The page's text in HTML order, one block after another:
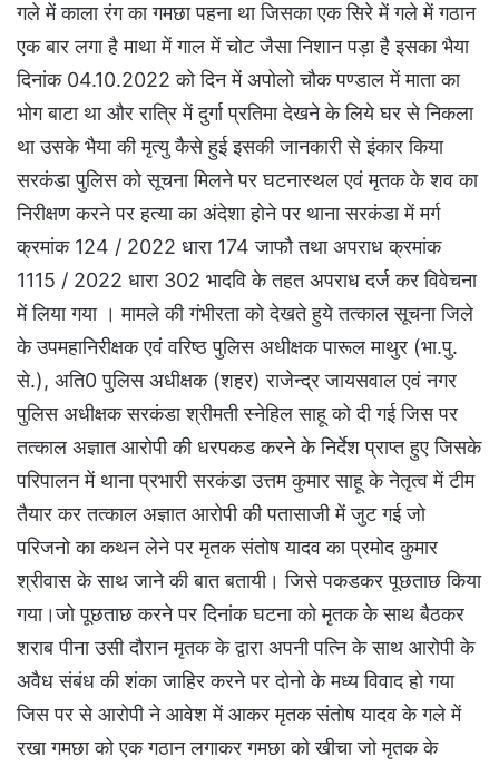
गले में काला रंग का गमछा पहना था जिसका एक सिरे में गले में गठान
एक बार लगा है माथा में गाल में चोट जैसा निशान पड़ा है इसका भैया
दिनांक 04.10.2022 को दिन में अपोलो चौक पण्डाल में माता का
भोग बाटा था और रात्रि में दुर्गा प्रतिमा देखने के लिये घर से निकला
था उसके भैया की मृत्यु कैसे हुई इसकी जानकारी से इंकार किया
सरकंडा पुलिस को सूचना मिलने पर घटनास्थल एवं मृतक के शव का
निरीक्षण करने पर हत्या का अंदेशा होने पर थाना सरकंडा में मर्ग
क्रमांक 124 / 2022 धारा 174 जाफौ तथा अपराध क्रमांक
1115 / 2022 धारा 302 भादवि के तहत अपराध दर्ज कर विवेचना
में लिया गया । मामले की गंभीरता को देखते हुये तत्काल सूचना जिले
के उपमहानिरीक्षक एवं वरिष्ठ पुलिस अधीक्षक पारूल माथुर (भा.पु.
से.), अति0 पुलिस अधीक्षक (शहर) राजेन्द्र जायसवाल एवं नगर
पुलिस अधीक्षक सरकंडा श्रीमती स्नेहिल साहू को दी गई जिस पर
तत्काल अज्ञात आरोपी की धरपकड करने के निर्देश प्राप्त हुए जिसके
परिपालन में थाना प्रभारी सरकंडा उत्तम कुमार साहू के नेतृत्व में टीम
तैयार कर तत्काल अज्ञात आरोपी की पतासाजी में जुट गई जो
परिजनो का कथन लेने पर मृतक संतोष यादव का प्रमोद कुमार
श्रीवास के साथ जाने की बात बतायी। जिसे पकडकर पूछताछ किया
गया।जो पूछताछ करने पर दिनांक घटना को मृतक के साथ बैठकर
शराब पीना उसी दौरान मृतक के द्वारा अपनी पत्नि के साथ आरोपी के
अवैध संबंध की शंका जाहिर करने पर दोनो के मध्य विवाद हो गया
जिस पर से आरोपी ने आवेश में आकर मृतक संतोष यादव के गले में
रखा गमछा को एक गठान लगाकर गमछा को खीचा जो मृतक के